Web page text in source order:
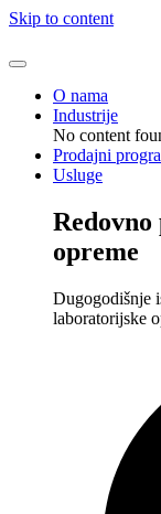
Skip to content
O nama
Industrije
No content
Prodajni
Usluge
opreme
Dugogodišnje
laboratorijske